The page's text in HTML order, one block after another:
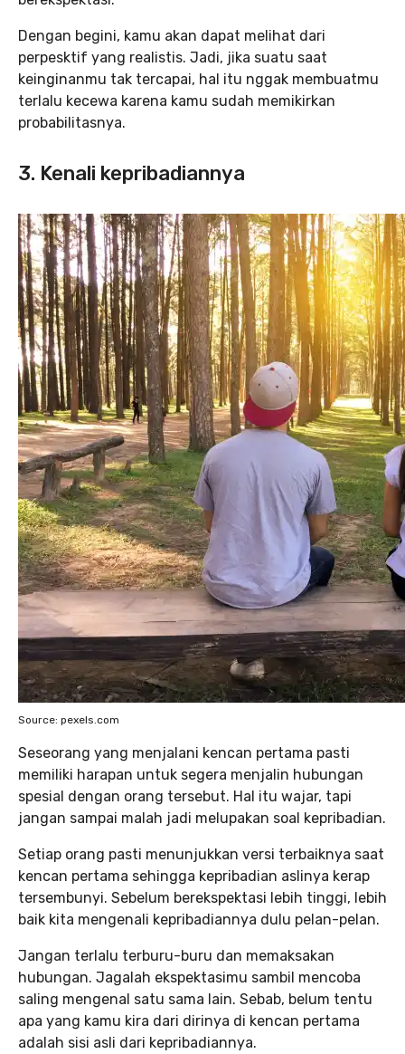
Dengan begini, kamu akan dapat melihat dari
perpesktif yang realistis. Jadi, jika suatu saat
keinginanmu tak tercapai, hal itu nggak membuatmu
terlalu kecewa karena kamu sudah memikirkan
probabilitasnya.
3. Kenali kepribadiannya
Source: pexels.com
Seseorang yang menjalani kencan pertama pasti
memiliki harapan untuk segera menjalin hubungan
spesial dengan orang tersebut. Hal itu wajar, tapi
jangan sampai malah jadi melupakan soal kepribadian.
Setiap orang pasti menunjukkan versi terbaiknya saat
kencan pertama sehingga kepribadian aslinya kerap
tersembunyi. Sebelum berekspektasi lebih tinggi, lebih
baik kita mengenali kepribadiannya dulu pelan-pelan.
Jangan terlalu terburu-buru dan memaksakan
hubungan. Jagalah ekspektasimu sambil mencoba
saling mengenal satu sama lain. Sebab, belum tentu
apa yang kamu kira dari dirinya di kencan pertama
adalah sisi asli dari kepribadiannya.